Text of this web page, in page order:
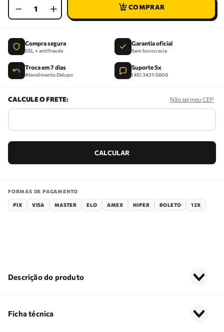
＋
－
Compra segura
SSL + antifraude
Garantia oficial
Sem burocracia
Troca em 7 dias
Atendimento Delupo
Suporte 5x
(48) 3431-5800
Não sei meu CEP
FORMAS DE PAGAMENTO
PIX VISA MASTER ELO AMEX HIPER BOLETO 12X
Descrição do produto
Ficha técnica